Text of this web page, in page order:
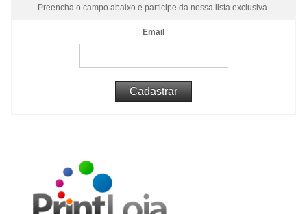
Preencha o campo abaixo e participe da nossa lista exclusiva.
Email